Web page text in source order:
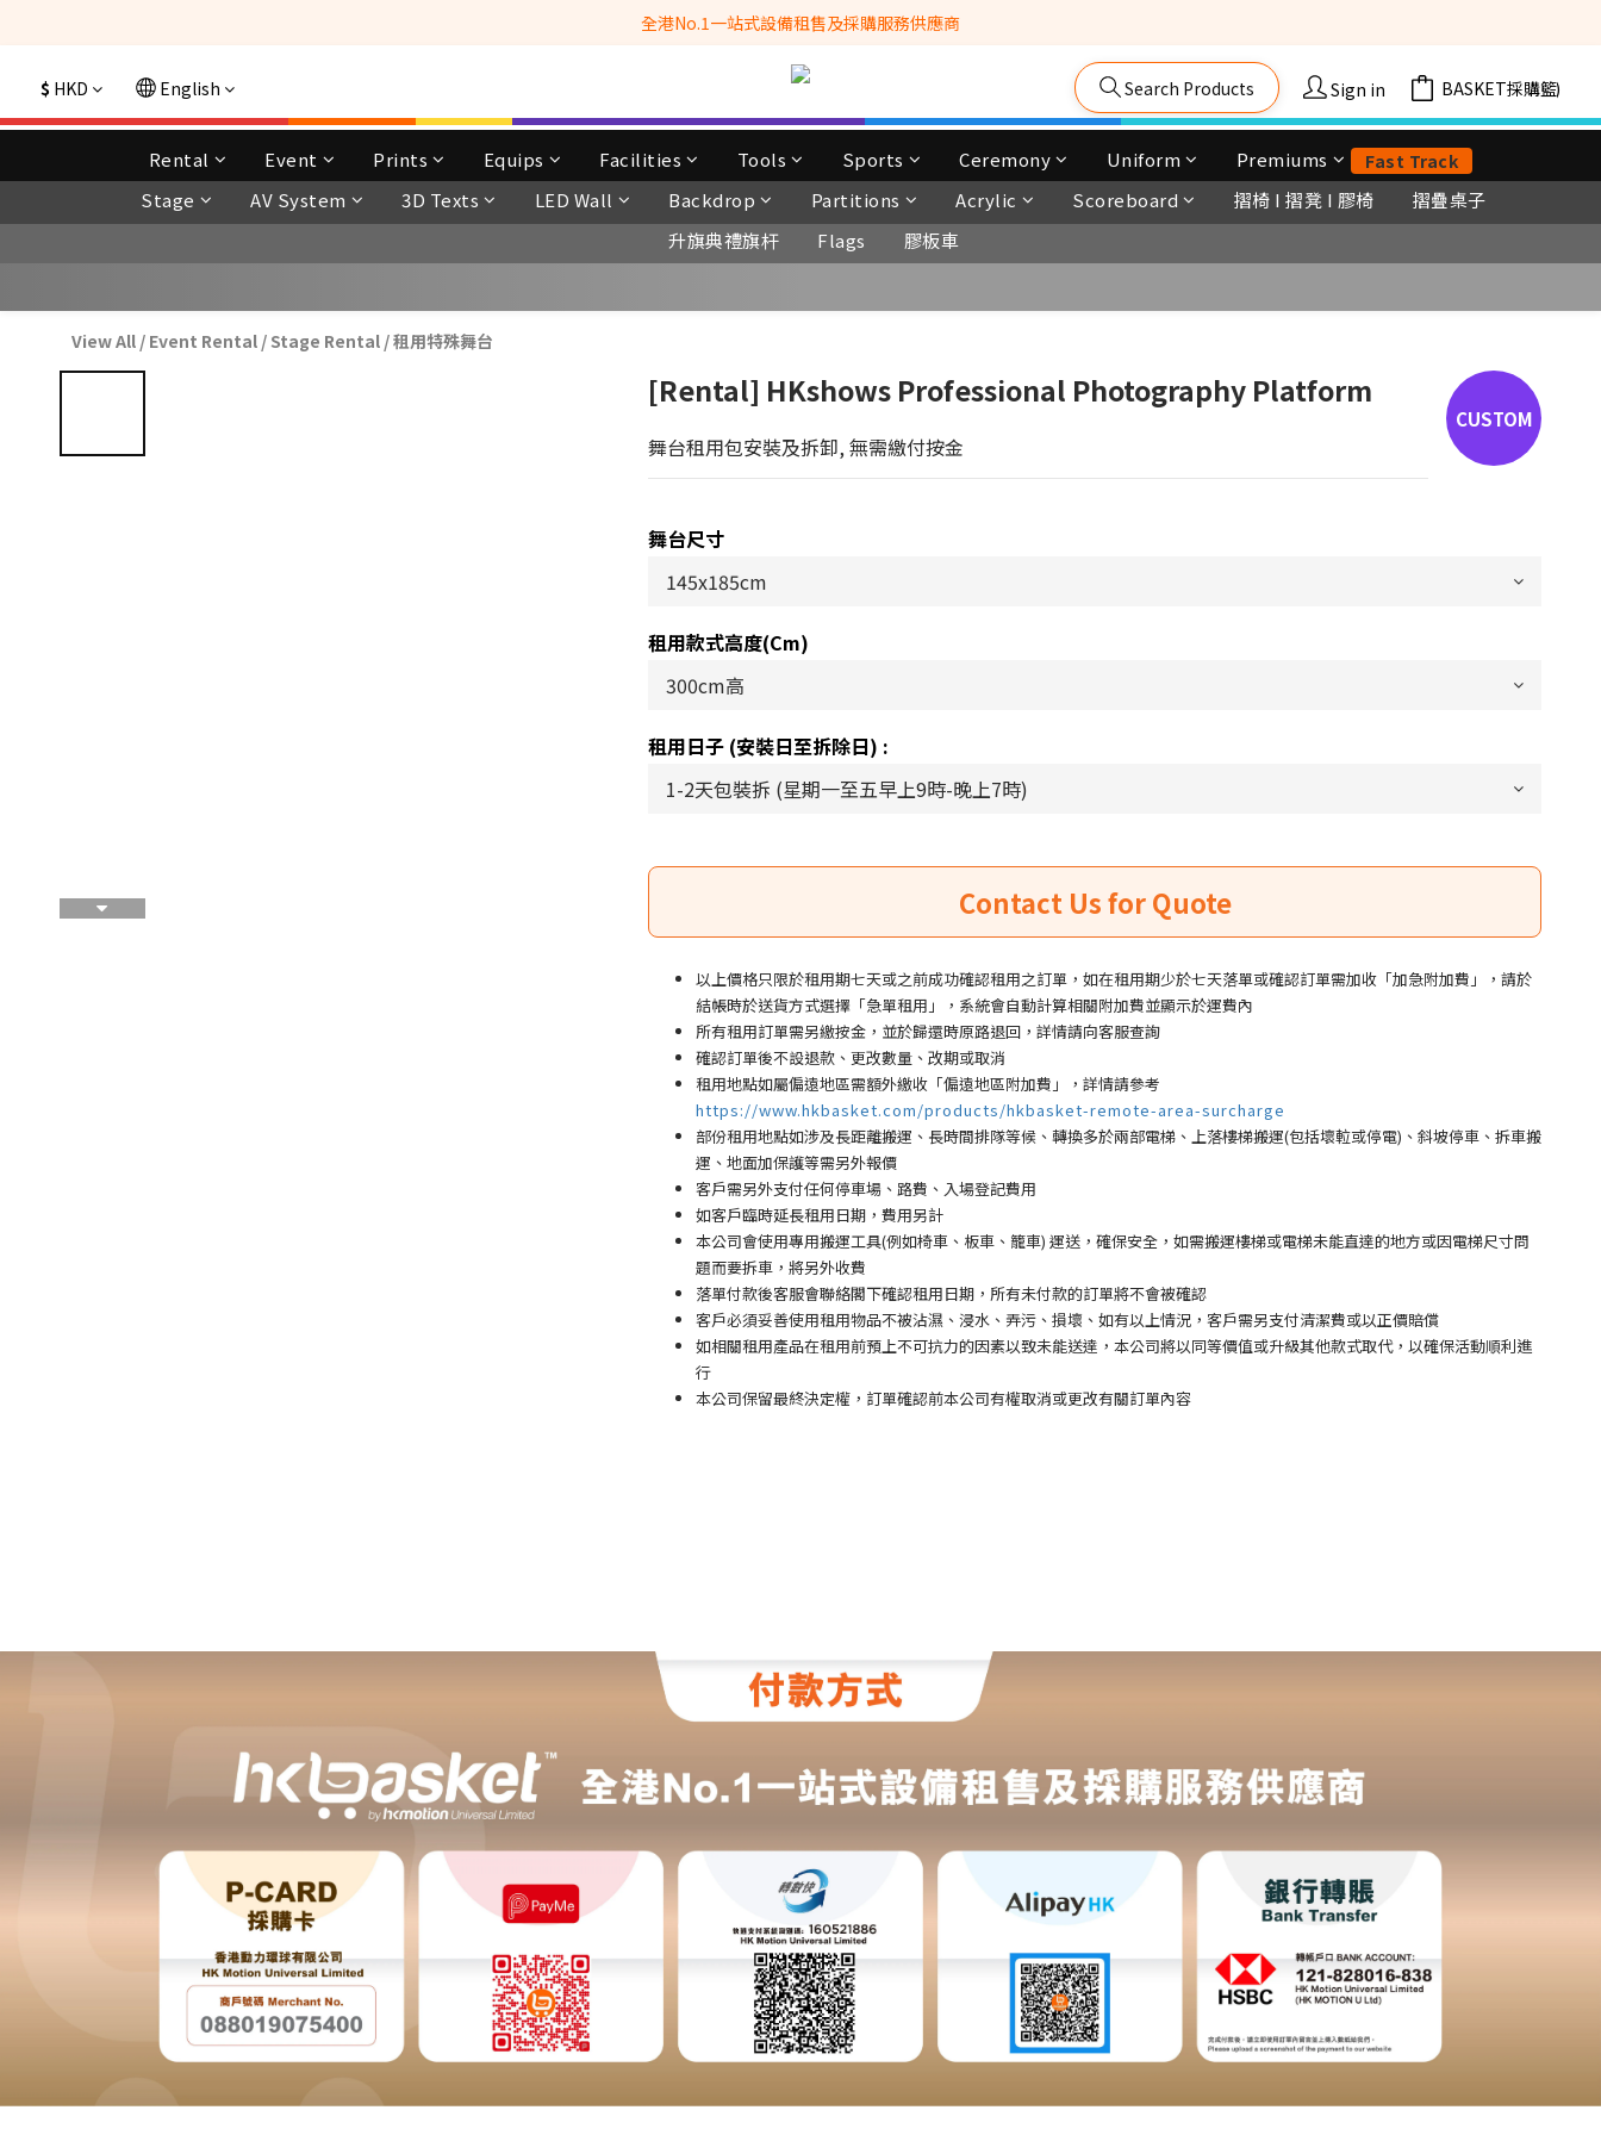
全港No.1一站式設備租售及採購服務供應商
全港No.1一站式設備租售及採購服務供應商
選購現貨產品全單滿$3500自家專送免運費 (只限網站落單, 不適用於急單, 訂制產品, 屏風, 籠車, 舞台等)
全港No.1一站式設備租售及採購服務供應商
$ HKD English Search Products Sign in Cart(0)
Rental Event Prints Equips Facilities Tools Sports Ceremony Uniform Premiums Fast Track
Stage AV System 3D Texts LED Wall Backdrop Partitions Acrylic Scoreboard 摺椅 I 摺凳 I 膠椅
摺疊桌子
升旗典禮旗杆
Flags 膠板車
View All / Event Rental / Stage Rental /租用特殊舞台
[Rental] HKshows Professional Photography Platform
舞台租用包安裝及拆卸, 無需繳付按金
舞台尺寸
租用款式高度(cm)
租用日子 (安裝日至拆除日) :
以上價格只限於租用期七天或之前成功確認租用之訂單，如在租用期少於七天落單或確認訂單需加收「加急附加費」，請於
結帳時於送貨方式選擇「急單租用」，系統會自動計算相關附加費並顯示於運費內
所有租用訂單需另繳按金，並於歸還時原路退回，詳情請向客服查詢
確認訂單後不設退款、更改數量、改期或取消
租用地點如屬偏遠地區需額外繳收「偏遠地區附加費 」
，詳情請參考
https://www.hkbasket.com/products/hkbasket-remote-area-surcharge
部份租用地點如涉及長距離搬運、長時間排隊等候、轉換多於兩部電梯、上落樓梯搬運(包括壞𨋢或停電)、斜坡停車、拆車搬
運、地面加保護等需另外報價
客戶需另外支付任何停車場 、路費、入場登記費用
如客戶臨時延長租用日期，費用另計
本公司會使用專用搬運工具(例如椅車、板車、籠車) 運送，確保安全，如需搬運樓梯或電梯未能直達的地方或因電梯尺寸問
題而要拆車，將另外收費
落單付款後客服會聯絡閣下確認租用日期，所有未付款的訂單將不會被確認
客戶必須妥善使用租用物品不被沾濕、浸水、弄污、損壞、如有以上情況，客戶需另支付清潔費或以正價賠償
如相關租用產品在租用前預上不可抗力的因素以致未能送達，本公司將以同等價值或升級其他款式取代，以確保活動順利進
行
本公司保留最終決定權，訂單確認前本公司有權取消或更改有關訂單內容